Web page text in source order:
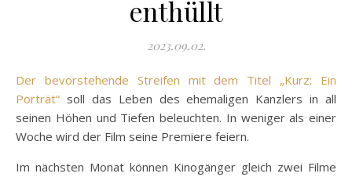
enthüllt
2023.09.02.
Der bevorstehende Streifen mit dem Titel „Kurz: Ein
Porträt“ soll das Leben des ehemaligen Kanzlers in all
seinen Höhen und Tiefen beleuchten. In weniger als einer
Woche wird der Film seine Premiere feiern.
Im nächsten Monat können Kinogänger gleich zwei Filme